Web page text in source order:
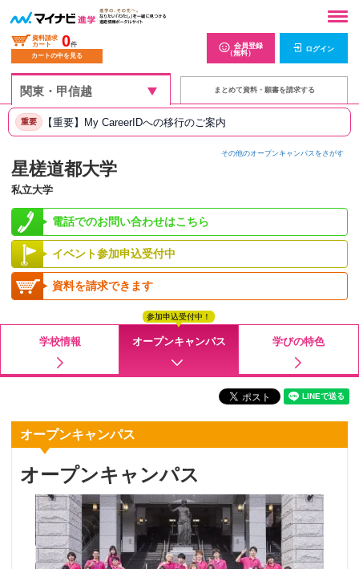
資料請求
カート
0件
カートの中を見る
会員登録
（無料）
ログイン
まとめて資料・願書を請求する
重要 【重要】My CareerIDへの移行のご案内
その他のオープンキャンパスをさがす
星槎道都大学
私立大学
電話でのお問い合わせはこちら
イベント参加申込受付中
資料を請求できます
学校情報 オープンキャンパス
参加申込受付中！
学びの特色
オープンキャンパス
オープンキャンパス